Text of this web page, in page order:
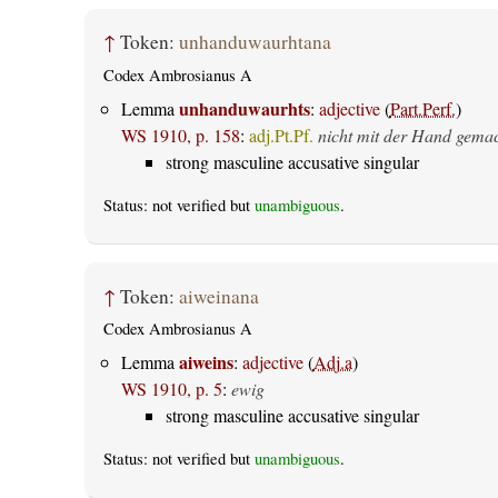
↑ Token: unhanduwaurhtana
Codex Ambrosianus A
Lemma unhanduwaurhts: adjective(Part.Perf.)
WS 1910, p. 158: adj.Pt.Pf. nicht mit der Hand
strong masculine accusative singular
Status: not verified but unambiguous.
↑ Token: aiweinana
Codex Ambrosianus A
Lemmaaiweins: adjective(Adj.a)
WS 1910, p. 5: ewig
strong masculine accusative singular
Status: not verified but unambiguous.